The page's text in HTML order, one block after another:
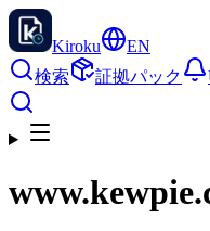
Kiroku
EN
検索
証拠パック